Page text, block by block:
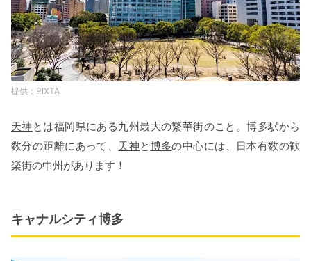
PIXTA
天神 とは福岡県にある九州最大の繁華街のこと。博多駅から
数分の距離にあって、 天神と 博多の中心には、日本有数の歓
楽街の中州があります！
キャナルシティ博多